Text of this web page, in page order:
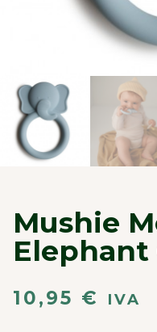
Mushie
Elephant
10,95 € IVA